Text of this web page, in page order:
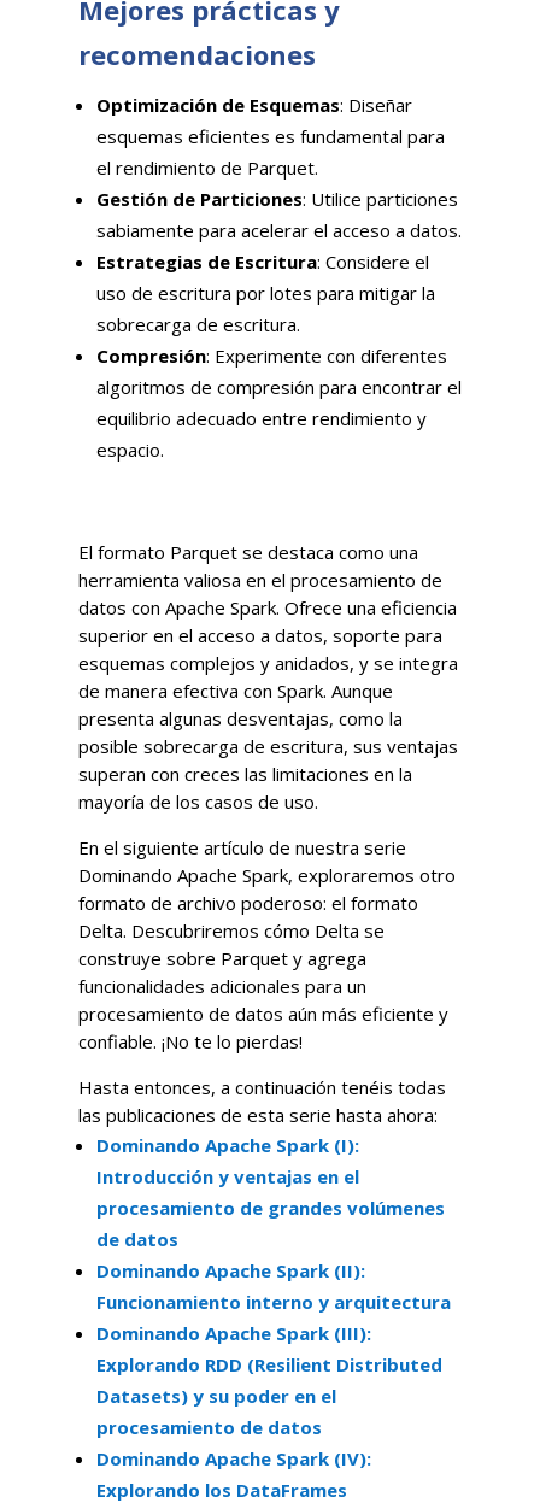
Mejores prácticas y
recomendaciones
Optimización de Esquemas: Diseñar
esquemas eficientes es fundamental para
el rendimiento de Parquet.
Gestión de Particiones: Utilice particiones
sabiamente para acelerar el acceso a datos.
Estrategias de Escritura: Considere el
uso de escritura por lotes para mitigar la
sobrecarga de escritura.
Compresión: Experimente con diferentes
algoritmos de compresión para encontrar el
equilibrio adecuado entre rendimiento y
espacio.
El formato Parquet se destaca como una
herramienta valiosa en el procesamiento de
datos con Apache Spark. Ofrece una eficiencia
superior en el acceso a datos, soporte para
esquemas complejos y anidados, y se integra
de manera efectiva con Spark. Aunque
presenta algunas desventajas, como la
posible sobrecarga de escritura, sus ventajas
superan con creces las limitaciones en la
mayoría de los casos de uso.
En el siguiente artículo de nuestra serie
Dominando Apache Spark, exploraremos otro
formato de archivo poderoso: el formato
Delta. Descubriremos cómo Delta se
construye sobre Parquet y agrega
funcionalidades adicionales para un
procesamiento de datos aún más eficiente y
confiable. ¡No te lo pierdas!
Hasta entonces, a continuación tenéis todas
las publicaciones de esta serie hasta ahora:
Dominando Apache Spark (I):
Introducción y ventajas en el
procesamiento de grandes volúmenes
de datos
Dominando Apache Spark (II):
Funcionamiento interno y arquitectura
Dominando Apache Spark (III):
Explorando RDD (Resilient Distributed
Datasets) y su poder en el
procesamiento de datos
Dominando Apache Spark (IV):
Explorando los DataFrames